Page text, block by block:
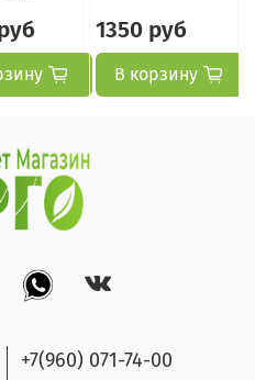
1350 руб
В корзину
+7(960) 071-74-00